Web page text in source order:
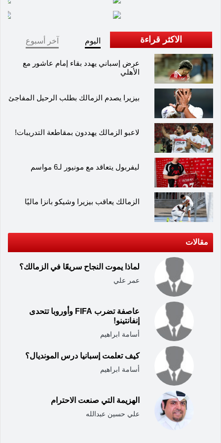
الاكثر قراءة اليوم آخر أسبوع
عرض إسباني يهدد بقاء إمام عاشور مع
الأهلي
بيزيرا يصدم الزمالك بطلب الرحيل المفاجئ
لاعبو الزمالك يهددون بمقاطعة التدريبات!
ليفربول يتعاقد مع مونيور لـ6 مواسم
الزمالك يعاقب بيزيرا وشيكو بانزا ماليًا
مقالات
لماذا يموت النجاح سريعًا في الزمالك؟
عمر علي
عاصفة تضرب FIFA وأوروبا تتحدى
إنفانتينو!
أسامة ابراهيم
كيف تعلمت إسبانيا درس المونديال؟
أسامة ابراهيم
الهزيمة التي صنعت الاحترام
علي حسين عبدالله